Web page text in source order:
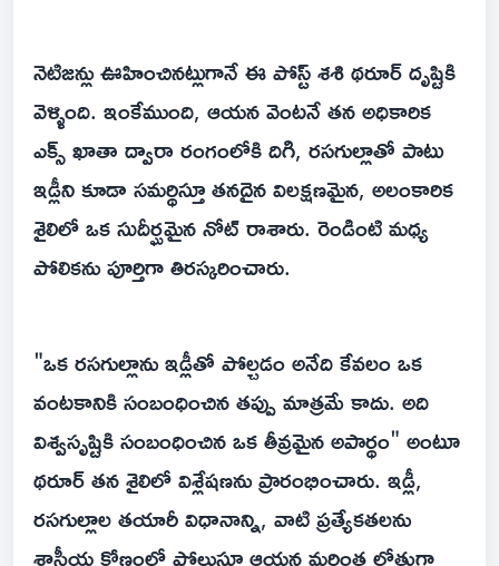
నెటిజన్లు ఊహించినట్లుగానే ఈ పోస్ట్ శశి థరూర్ దృష్టికి
వెళ్ళింది. ఇంకేముంది, ఆయన వెంటనే తన అధికారిక
ఎక్స్ ఖాతా ద్వారా రంగంలోకి దిగి, రసగుల్లాతో పాటు
ఇడ్లీని కూడా సమర్థిస్తూ తనదైన విలక్షణమైన, అలంకారిక
శైలిలో ఒక సుదీర్ఘమైన నోట్ రాశారు. రెండింటి మధ్య
పోలికను పూర్తిగా తిరస్కరించారు.
"ఒక రసగుల్లాను ఇడ్లీతో పోల్చడం అనేది కేవలం ఒక
వంటకానికి సంబంధించిన తప్పు మాత్రమే కాదు. అది
విశ్వసృష్టికి సంబంధించిన ఒక తీవ్రమైన అపార్థం" అంటూ
థరూర్ తన శైలిలో విశ్లేషణను ప్రారంభించారు. ఇడ్లీ,
రసగుల్లాల తయారీ విధానాన్ని, వాటి ప్రత్యేకతలను